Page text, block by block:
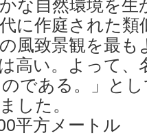
な自然環境を生
に作庭された類
風致景観を最
高い。よって
である。」と
した。
平方メートル